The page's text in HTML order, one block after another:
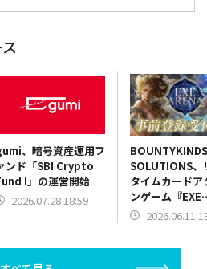
、暗号資産運用フ
ンド「SBI Crypto
I」の運営開始
2026.07.28 18:59
BOUNTYKINDS
SOLUTIONS、
タイムカードア
ンゲーム『EXE
ARENA』が事
2026.06.11